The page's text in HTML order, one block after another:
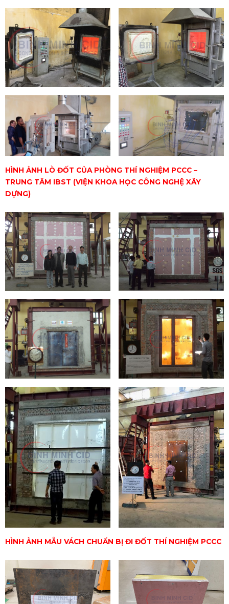
HÌNH ẢNH LÒ ĐỐT CỦA PHÒNG THÍ NGHIỆM PCCC –
TRUNG TÂM IBST (VIỆN KHOA HỌC CÔNG NGHỆ XÂY
DỰNG)
HÌNH ẢNH MẪU VÁCH CHUẨN BỊ ĐI ĐỐT THÍ NGHIỆM PCCC